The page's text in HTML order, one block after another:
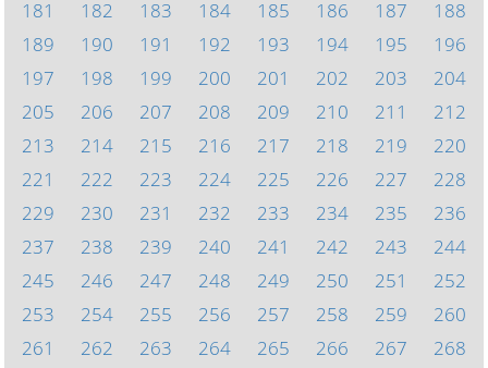
181
182 183 184 185 186 187
188
189
190 191 192 193 194 195
196
197
198 199 200 201 202 203
204
205
206 207 208 209 210 211
212
213
214 215 216 217 218 219
220
221
222 223 224 225 226 227
228
229
230 231 232 233 234 235
236
237
238 239 240 241 242 243
244
245
246 247 248 249 250 251
252
253
254 255 256 257 258 259
260
261
262 263 264 265 266 267
268